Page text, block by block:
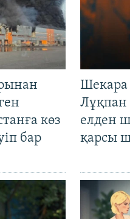
көз
бар
Шекара
Лұқпан
елден
қарсы